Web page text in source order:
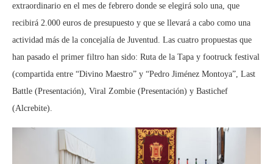
extraordinario en el mes de febrero donde se elegirá solo una, que
recibirá 2.000 euros de presupuesto y que se llevará a cabo como una
actividad más de la concejalía de Juventud. Las cuatro propuestas que
han pasado el primer filtro han sido: Ruta de la Tapa y footruck festival
(compartida entre “Divino Maestro” y “Pedro Jiménez Montoya”, Last
Battle (Presentación), Viral Zombie (Presentación) y Bastichef
(Alcrebite).